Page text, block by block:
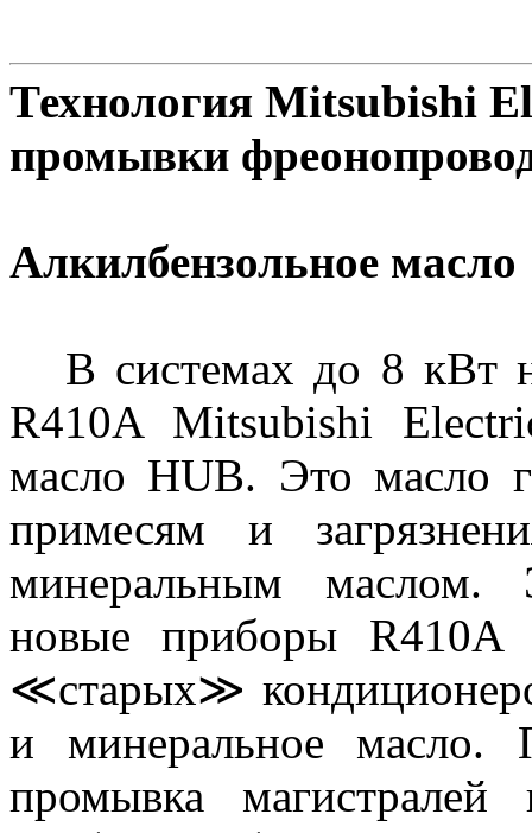
Технология Mitsubishi
промывки
Алкилбензольное масло
В системах до 8 кВт
R410A Mitsubishi
масло HUB. Это масло
примесям и
минеральным маслом.
новые приборы R410A
≪старых≫
и минеральное масло.
промывка